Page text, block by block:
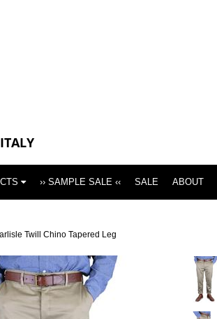
›› SAMPLE SALE ‹‹ SALE ABOUT
Twill Chino Tapered Leg